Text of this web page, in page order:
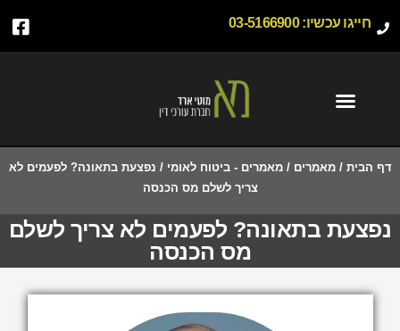
חייגו עכשיו:03-5166900
דף הבית /מאמרים /מאמרים - ביטוח לאומי / נפצעת בתאונה? לפעמים לא
צריך לשלם מס הכנסה
נפצעת בתאונה? לפעמים לא צריך לשלם
מס הכנסה